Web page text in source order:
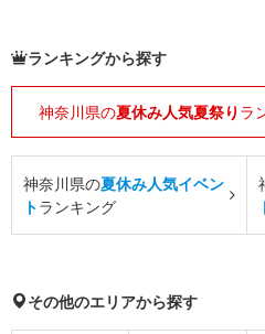
ランキングから探す
神奈川県の夏休み人気夏祭り ラ
神奈川県の夏休み人気イベン
トランキング
その他のエリアから探す